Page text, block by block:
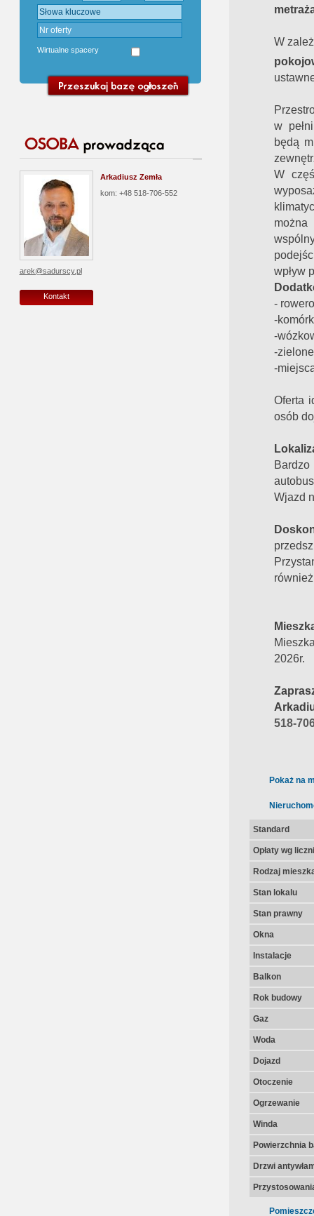
Wirtualne spacery
Arkadiusz Zemła
kom: +48 518-706-552
arek@sadurscy.pl
Kontakt
W
w
będą
W
można
wpływ
-
-
-
-
-
Oferta
osób
Wjazd
2026r.
518-
Pokaż na
Standard
Opłaty wg
Rodzaj
Stan lokalu
Stan prawny
Okna
Instalacje
Balkon
Rok budowy
Gaz
Woda
Dojazd
Otoczenie
Ogrzewanie
Winda
Powierzchnia
Drzwi